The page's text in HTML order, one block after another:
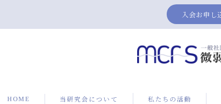
入会お申し
HOME 当研究会について 私たちの活動